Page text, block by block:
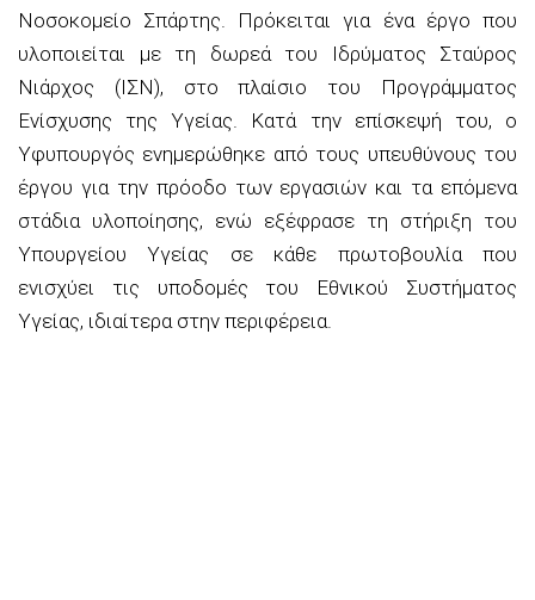
Νοσοκομείο Σπάρτης. Πρόκειται για ένα έργο που
υλοποιείται με τη δωρεά του Ιδρύματος Σταύρος
Νιάρχος (ΙΣΝ), στο πλαίσιο του Προγράμματος
Ενίσχυσης της Υγείας. Κατά την επίσκεψή του, ο
Υφυπουργός ενημερώθηκε από τους υπευθύνους του
έργου για την πρόοδο των εργασιών και τα επόμενα
στάδια υλοποίησης, ενώ εξέφρασε τη στήριξη του
Υπουργείου Υγείας σε κάθε πρωτοβουλία που
ενισχύει τις υποδομές του Εθνικού Συστήματος
Υγείας, ιδιαίτερα στην περιφέρεια.